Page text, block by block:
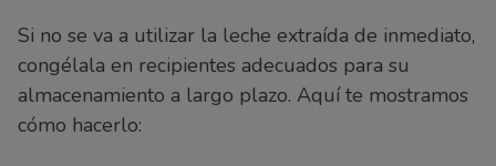
Si no se va a utilizar la leche extraída de inmediato,
congélala en recipientes adecuados para su
almacenamiento a largo plazo. Aquí te mostramos
cómo hacerlo: